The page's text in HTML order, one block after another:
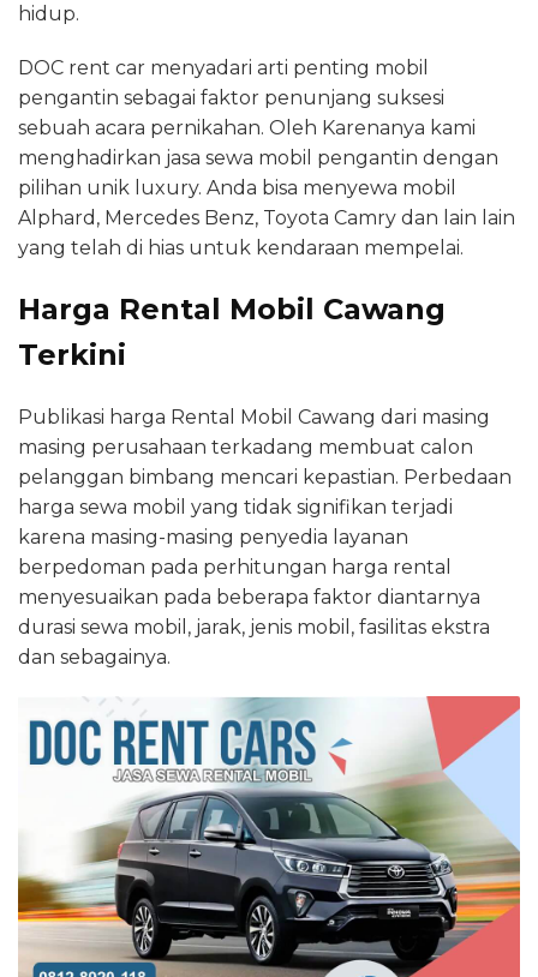
hidup.
DOC rent car menyadari arti penting mobil
pengantin sebagai faktor penunjang suksesi
sebuah acara pernikahan. Oleh Karenanya kami
menghadirkan jasa sewa mobil pengantin dengan
pilihan unik luxury. Anda bisa menyewa mobil
Alphard, Mercedes Benz, Toyota Camry dan lain lain
yang telah di hias untuk kendaraan mempelai.
Harga Rental Mobil Cawang
Terkini
Publikasi harga Rental Mobil Cawang dari masing
masing perusahaan terkadang membuat calon
pelanggan bimbang mencari kepastian. Perbedaan
harga sewa mobil yang tidak signifikan terjadi
karena masing-masing penyedia layanan
berpedoman pada perhitungan harga rental
menyesuaikan pada beberapa faktor diantarnya
durasi sewa mobil, jarak, jenis mobil, fasilitas ekstra
dan sebagainya.